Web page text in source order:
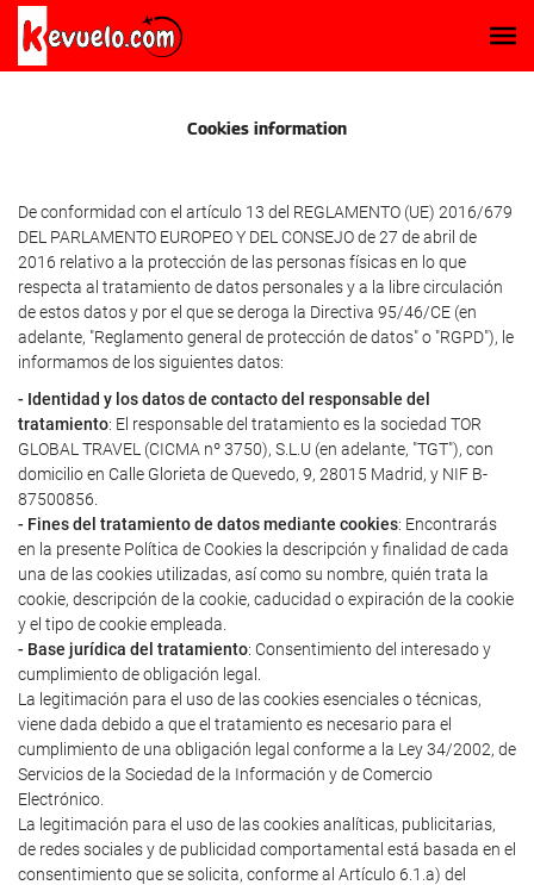
Cookies information
De conformidad con el artículo 13 del REGLAMENTO (UE) 2016/679
DEL PARLAMENTO EUROPEO Y DEL CONSEJO de 27 de abril de
2016 relativo a la protección de las personas físicas en lo que
respecta al tratamiento de datos personales y a la libre circulación
de estos datos y por el que se deroga la Directiva 95/46/CE (en
adelante, "Reglamento general de protección de datos" o "RGPD"), le
informamos de los siguientes datos:
- Identidad y los datos de contacto del responsable del
tratamiento: El responsable del tratamiento es la sociedad TOR
GLOBAL TRAVEL (CICMA nº 3750), S.L.U (en adelante, "TGT"), con
domicilio en Calle Glorieta de Quevedo, 9, 28015 Madrid, y NIF B-
87500856.
- Fines del tratamiento de datos mediante cookies: Encontrarás
en la presente Política de Cookies la descripción y finalidad de cada
una de las cookies utilizadas, así como su nombre, quién trata la
cookie, descripción de la cookie, caducidad o expiración de la cookie
y el tipo de cookie empleada.
- Base jurídica del tratamiento: Consentimiento del interesado y
cumplimiento de obligación legal.
La legitimación para el uso de las cookies esenciales o técnicas,
viene dada debido a que el tratamiento es necesario para el
cumplimiento de una obligación legal conforme a la Ley 34/2002, de
Servicios de la Sociedad de la Información y de Comercio
Electrónico.
La legitimación para el uso de las cookies analíticas, publicitarias,
de redes sociales y de publicidad comportamental está basada en el
consentimiento que se solicita, conforme al Artículo 6.1.a) del